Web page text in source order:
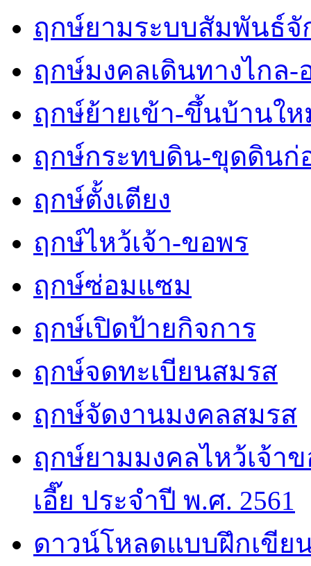
ฤกษ์ยามระบบสัมพันธ์จั
ฤกษ์มงคลเดินทางไกล-
ฤกษ์ย้ายเข้า-ขึ้นบ้านใ
ฤกษ์กระทบดิน-ขุดดินก่
ฤกษ์ตั้งเตียง
ฤกษ์ไหว้เจ้า-ขอพร
ฤกษ์ซ่อมแซม
ฤกษ์เปิดป้ายกิจการ
ฤกษ์จดทะเบียนสมรส
ฤกษ์จัดงานมงคลสมรส
ฤกษ์ยามมงคลไหว้เจ้า
เอี๊ย ประจำปี พ.ศ. 2561
ดาวน์โหลดแบบฝึกเขีย